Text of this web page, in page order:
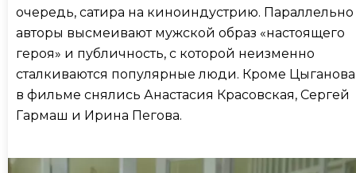
очередь, сатира на киноиндустрию. Параллельно
авторы высмеивают мужской образ «настоящего
героя» и публичность, с которой неизменно
сталкиваются популярные люди. Кроме
в фильме снялись Анастасия Красовская, Сергей
Гармаш и Ирина Пегова.